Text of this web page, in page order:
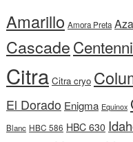
Amarillo Amora Preta
Cascade
Citra Citra cryo
El Dorado Enigma Equinox
Blanc HBC 586 HBC 630